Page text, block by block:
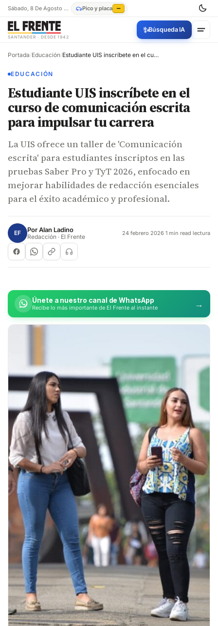
Sábado, 8 De Agosto De 2026 Pico y placa —
SANTANDER · DESDE 1942
✨Búsqueda IA
Portada/Educación/ Estudiante UIS inscríbete en el curso de comunicación escrita para impulsar tu carrera
EDUCACIÓN
Estudiante UIS inscríbete en el
curso de comunicación escrita
para impulsar tu carrera
La UIS ofrece un taller de 'Comunicación
escrita' para estudiantes inscriptos en las
pruebas Saber Pro y TyT 2026, enfocado en
mejorar habilidades de redacción esenciales
para el éxito académico y profesional.
EF PorAlan Ladino
Redacción · El Frente 24 febrero 2026·1 min read lectura
Únete a nuestro canal de WhatsApp
Recibe lo más importante de El Frente al instante →